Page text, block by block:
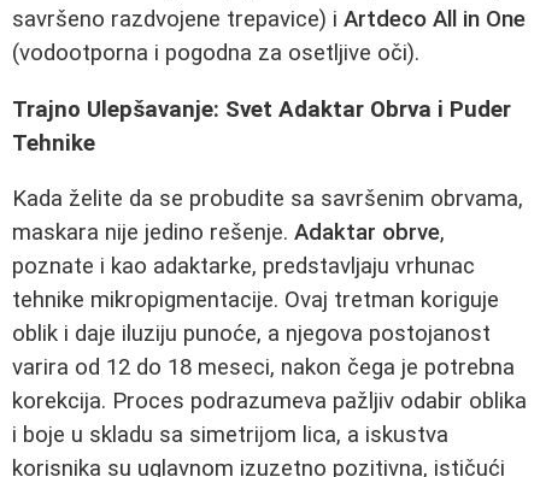
savršeno razdvojene trepavice) i Artdeco All in One
(vodootporna i pogodna za osetljive oči).
Trajno Ulepšavanje: Svet Adaktar Obrva i Puder
Tehnike
Kada želite da se probudite sa savršenim obrvama,
maskara nije jedino rešenje. Adaktar obrve,
poznate i kao adaktarke, predstavljaju vrhunac
tehnike mikropigmentacije. Ovaj tretman koriguje
oblik i daje iluziju punoće, a njegova postojanost
varira od 12 do 18 meseci, nakon čega je potrebna
korekcija. Proces podrazumeva pažljiv odabir oblika
i boje u skladu sa simetrijom lica, a iskustva
korisnika su uglavnom izuzetno pozitivna, ističući